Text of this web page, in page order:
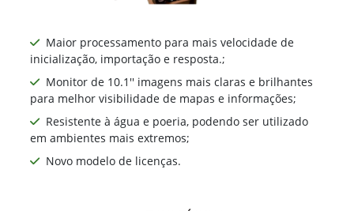
Maior processamento para mais velocidade de
inicialização, importação e resposta.;
Monitor de 10.1'' imagens mais claras e brilhantes
para melhor visibilidade de mapas e informações;
Resistente à água e poeria, podendo ser utilizado
em ambientes mais extremos;
Novo modelo de licenças.